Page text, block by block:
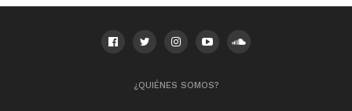
¿QUIÉNES SOMOS?